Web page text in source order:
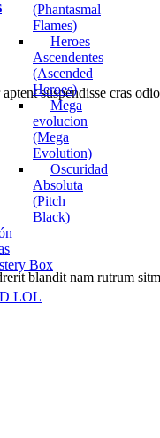
(Phantasmal
Flames)
Heroes
Ascendentes
(Ascended
Heroes)
Mega
evolucion
(Mega
Evolution)
Oscuridad
Absoluta
(Pitch
Black)
Box
LOL
suspendisse cras
blandit nam rutrum